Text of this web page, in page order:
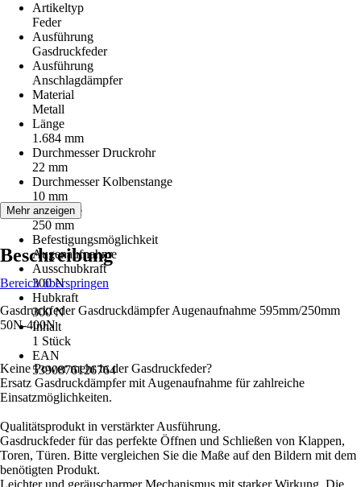
Artikeltyp
Feder
Ausführung
Gasdruckfeder
Ausführung
Anschlagdämpfer
Material
Metall
Länge
1.684 mm
Durchmesser Druckrohr
22 mm
Durchmesser Kolbenstange
10 mm
Hublänge
250 mm
Befestigungsmöglichkeit
Augenaufnahme
Ausschubkraft
300 N
Hubkraft
300 N
Inhalt
1 Stück
EAN
5390876126764
Mehr anzeigen
Beschreibung
Bereich überspringen
Gasdruckfeder Gasdruckdämpfer Augenaufnahme 595mm/250mm
50N-400N
Keine Power mehr in der Gasdruckfeder?
Ersatz Gasdruckdämpfer mit Augenaufnahme für zahlreiche
Einsatzmöglichkeiten.
Qualitätsprodukt in verstärkter Ausführung.
Gasdruckfeder für das perfekte Öffnen und Schließen von Klappen,
Toren, Türen. Bitte vergleichen Sie die Maße auf den Bildern mit dem
benötigten Produkt.
Leichter und geräuscharmer Mechanismus mit starker Wirkung. Die